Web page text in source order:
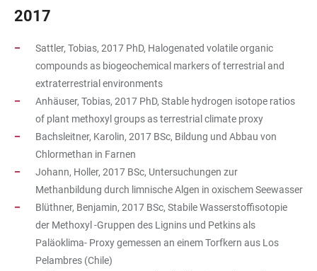
2017
Sattler, Tobias, 2017 PhD, Halogenated volatile organic
compounds as biogeochemical markers of terrestrial and
extraterrestrial environments
Anhäuser, Tobias, 2017 PhD, Stable hydrogen isotope ratios
of plant methoxyl groups as terrestrial climate proxy
Bachsleitner, Karolin, 2017 BSc, Bildung und Abbau von
Chlormethan in Farnen
Johann, Holler, 2017 BSc, Untersuchungen zur
Methanbildung durch limnische Algen in oxischem Seewasser
Blüthner, Benjamin, 2017 BSc, Stabile Wasserstoffisotopie
der Methoxyl -Gruppen des Lignins und Petkins als
Paläoklima- Proxy gemessen an einem Torfkern aus Los
Pelambres (Chile)